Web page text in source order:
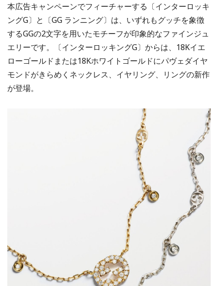
本広告キャンペーンでフィーチャーする〔インターロッキ
ングG〕と〔GG ランニング〕は、いずれもグッチを象徴
するGGの2文字を用いたモチーフが印象的なファインジュ
エリーです。〔インターロッキングG〕からは、18Kイエ
ローゴールドまたは18Kホワイトゴールドにパヴェダイヤ
モンドがきらめくネックレス、イヤリング、リングの新作
が登場。